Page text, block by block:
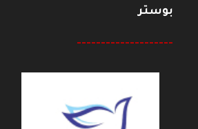
بوستر
--------------------